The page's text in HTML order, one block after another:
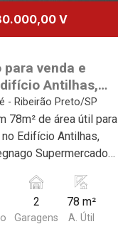
V
venda e
Antilhas,
- Ribeirão
- Ribeirão Preto/SP
78m² de área útil para
Edifício Antilhas,
Supermercados
a Martinelli
para você: -
2
Garagens
78 m²
A. Útil